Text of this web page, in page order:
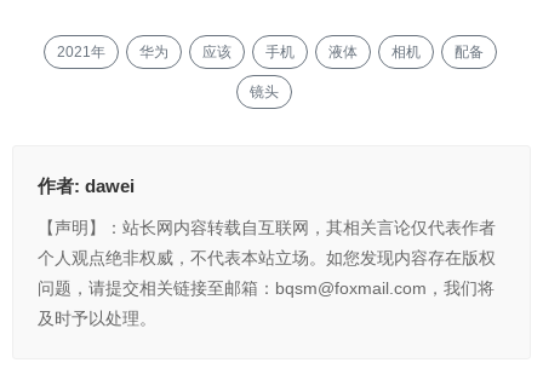
2021年 华为 应该 手机 液体 相机 配备
镜头
作者: dawei
【声明】：站长网内容转载自互联网，其相关言论仅代表作者
个人观点绝非权威，不代表本站立场。如您发现内容存在版权
问题，请提交相关链接至邮箱：bqsm@foxmail.com，我们将
及时予以处理。